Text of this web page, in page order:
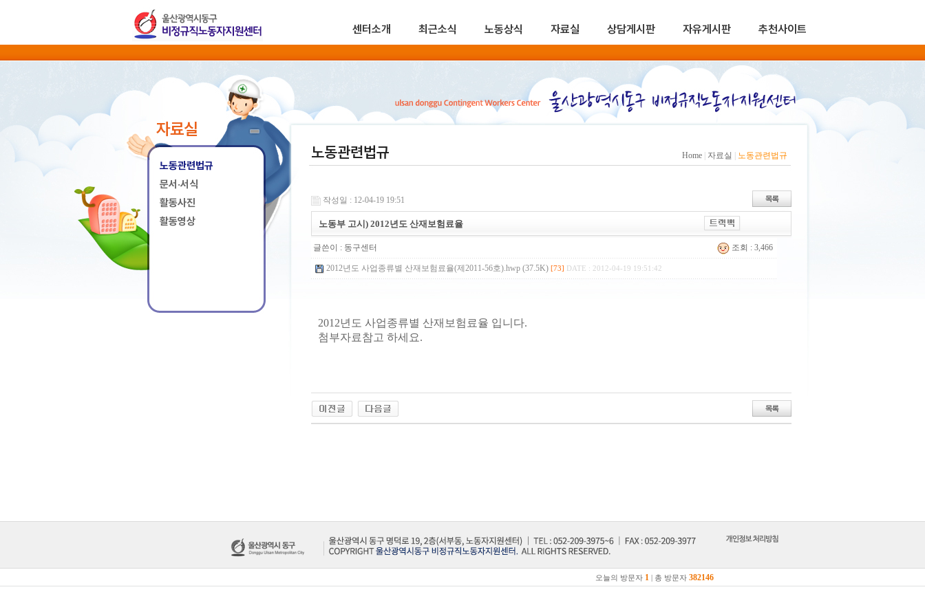
센터소개 최근소식 노동상식 자료실 상담게시판 자유게시판 추천사이트
자료실
노동관련법규
문서·서식
활동사진
활동영상
노동관련법규 Home 자료실 노동관련법규
작성일 : 12-04-19 19:51
노동부 고시) 2012년도 산재보험료율
글쓴이 : 동구센터 조회 : 3,466
2012년도 사업종류별 산재보험료율(제2011-56호).hwp (37.5K) [73] DATE : 2012-04-19 19:51:42
2012년도 사업종류별 산재보험료율 입니다.
첨부자료참고 하세요.
오늘의 방문자 1 | 총 방문자 382146